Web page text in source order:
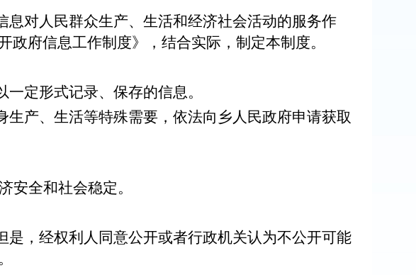
对人民群众生产、生活和经济社会活动的服务作
府信息工作制度》，结合实际，制定本制度。
定形式记录、保存的信息。
产、生活等特殊需要，依法向乡人民政府申请获取
安全和社会稳定。
，经权利人同意公开或者行政机关认为不公开可能